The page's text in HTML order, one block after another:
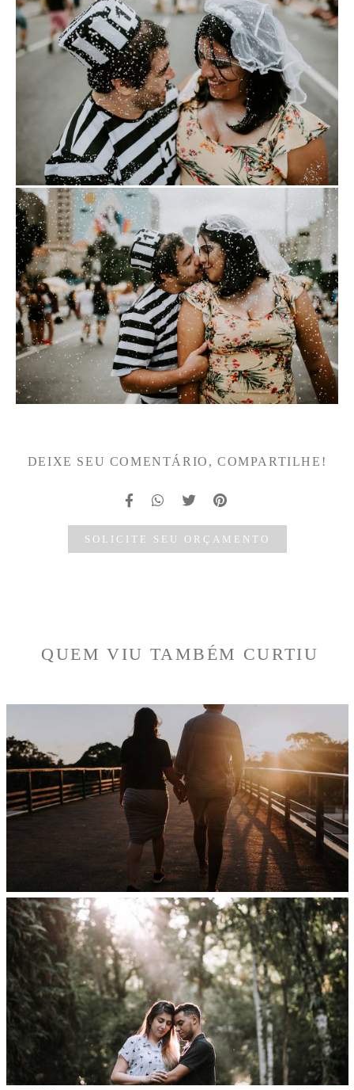
DEIXE SEU COMENTÁRIO, COMPARTILHE!
SOLICITE SEU ORÇAMENTO
QUEM VIU TAMBÉM CURTIU